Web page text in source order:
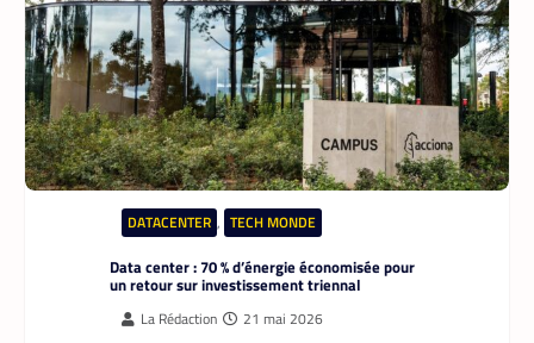
DATACENTER , TECH MONDE
Data center : 70 % d’énergie économisée pour
un retour sur investissement triennal
La Rédaction 21 mai 2026